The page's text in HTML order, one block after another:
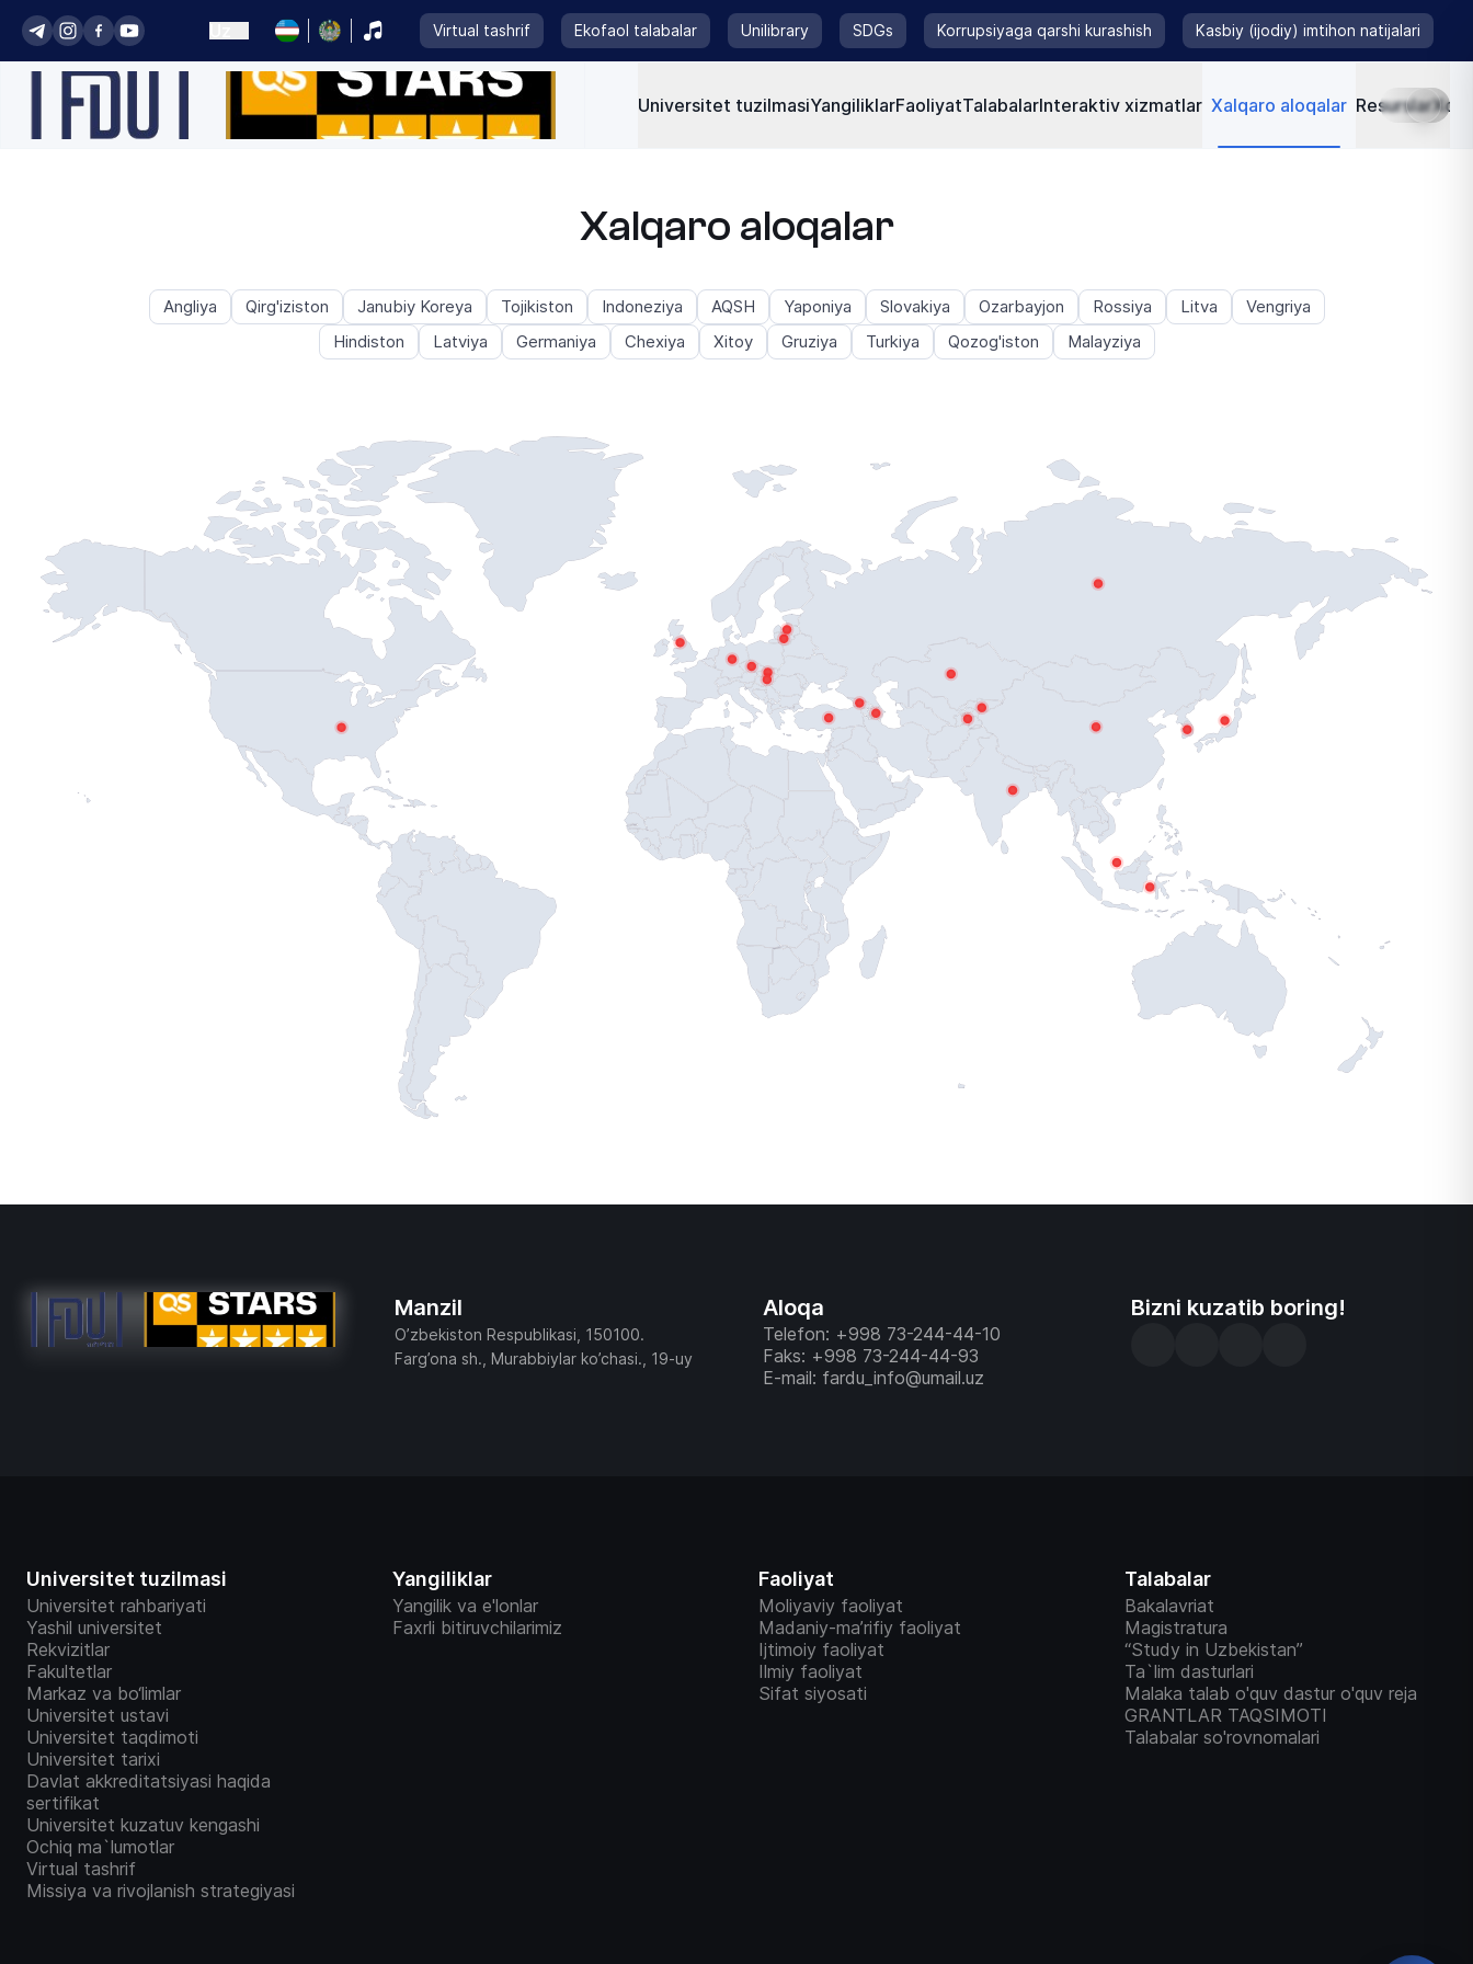
Virtual tashrif Ekofaol talabalar Unilibrary SDGs Korrupsiyaga qarshi kurashish Kasbiy (ijodiy) imtihon natijalari
Universitet tuzilmasiYangiliklarFaoliyatTalabalarInteraktiv xizmatlar Xalqaro aloqalar Resurslar
Xalqaro aloqalar
Angliya Qirg'iziston Janubiy Koreya Tojikiston Indoneziya AQSH Yaponiya Slovakiya Ozarbayjon Rossiya Litva
Vengriya
Hindiston
Latviya Germaniya Chexiya Xitoy Gruziya Turkiya Qozog'iston Malayziya
Manzil
O’zbekiston Respublikasi, 150100.
Farg’ona sh., Murabbiylar ko’chasi., 19-uy
Aloqa
Telefon: +998 73-244-44-10
Faks: +998 73-244-44-93
E-mail: fardu_info@umail.uz
Bizni kuzatib boring!
Universitet tuzilmasi
Universitet rahbariyati
Yashil universitet
Rekvizitlar
Fakultetlar
Markaz va bo‘limlar
Universitet ustavi
Universitet taqdimoti
Universitet tarixi
Davlat akkreditatsiyasi haqida
sertifikat
Universitet kuzatuv kengashi
Ochiq ma`lumotlar
Virtual tashrif
Missiya va rivojlanish strategiyasi
Yangiliklar
Yangilik va e'lonlar
Faxrli bitiruvchilarimiz
Faoliyat
Moliyaviy faoliyat
Madaniy-ma’rifiy faoliyat
Ijtimoiy faoliyat
Ilmiy faoliyat
Sifat siyosati
Talabalar
Bakalavriat
Magistratura
“Study in Uzbekistan”
Ta`lim dasturlari
Malaka talab o'quv dastur o'quv reja
GRANTLAR TAQSIMOTI
Talabalar so'rovnomalari